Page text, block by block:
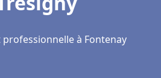
à Fontenay